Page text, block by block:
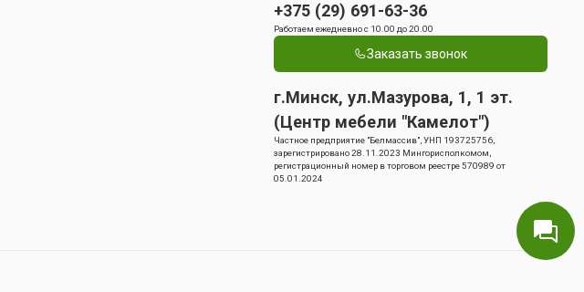
+375 (29) 691-63-36
Работаем ежедневно с 10.00 до 20.00
Заказать звонок
г.Минск, ул.Мазурова, 1, 1 эт.
(Центр мебели "Камелот")
Частное предприятие "Белмассив", УНП 193725756,
зарегистрировано 28.11.2023 Мингорисполкомом,
регистрационный номер в торговом реестре 570989 от
05.01.2024